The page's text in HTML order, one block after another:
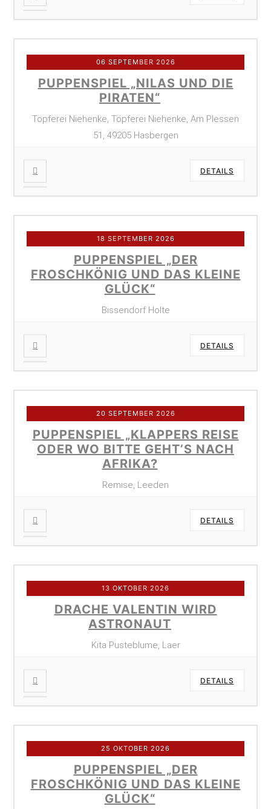
06 SEPTEMBER 2026
PUPPENSPIEL „NILAS UND DIE
PIRATEN“
Töpferei Niehenke, Töpferei Niehenke, Am Plessen
51, 49205 Hasbergen
DETAILS
18 SEPTEMBER 2026
PUPPENSPIEL „DER
FROSCHKÖNIG UND DAS KLEINE
GLÜCK“
Bissendorf Holte
DETAILS
20 SEPTEMBER 2026
PUPPENSPIEL „KLAPPERS REISE
ODER WO BITTE GEHT’S NACH
AFRIKA?
Remise, Leeden
DETAILS
13 OKTOBER 2026
DRACHE VALENTIN WIRD
ASTRONAUT
Kita Pusteblume, Laer
DETAILS
25 OKTOBER 2026
PUPPENSPIEL „DER
FROSCHKÖNIG UND DAS KLEINE
GLÜCK“